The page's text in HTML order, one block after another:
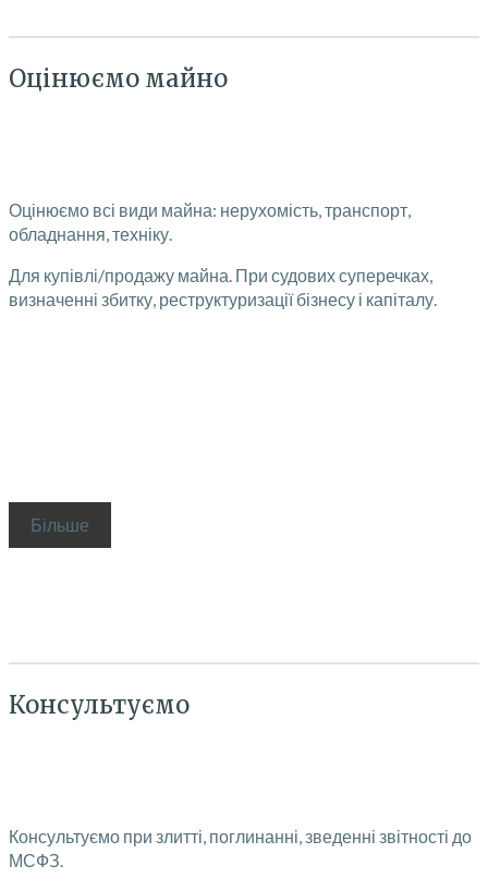
Оцінюємо майно
Оцінюємо всі види майна: нерухомість, транспорт,
обладнання, техніку.
Для купівлі/продажу майна. При судових суперечках,
визначенні збитку, реструктуризації бізнесу і капіталу.
Більше
Консультуємо
Консультуємо при злитті, поглинанні, зведенні звітності до
МСФЗ.